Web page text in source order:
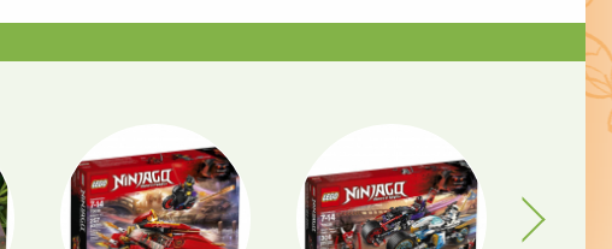
Next